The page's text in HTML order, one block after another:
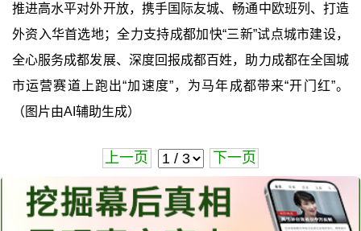
推进高水平对外开放，携手国际友城、畅通中欧班列、打造
外资入华首选地；全力支持成都加快“三新”试点城市建设，
全心服务成都发展、深度回报成都百姓，助力成都在全国城
市运营赛道上跑出“加速度”，为马年成都带来“开门红”。
（图片由AI辅助生成）
上一页 下一页